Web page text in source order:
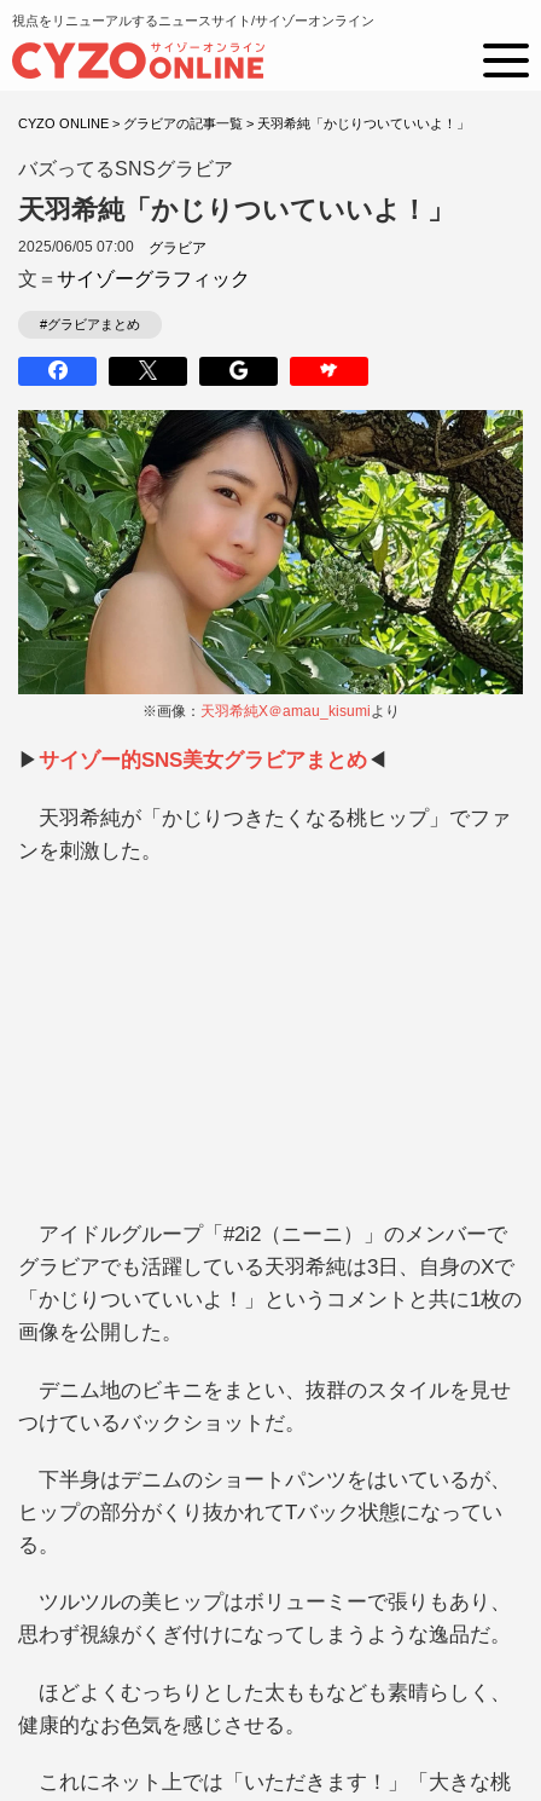
視点をリニューアルするニュースサイト/サイゾーオンライン
CYZO ONLINE > グラビアの記事一覧 > 天羽希純「かじりついていいよ！」
バズってるSNSグラビア
天羽希純「かじりついていいよ！」
2025/06/05 07:00 グラビア
文＝ サイゾーグラフィック
#グラビアまとめ
※画像： 天羽希純X＠amau_kisumiより
▶サイゾー的SNS美女グラビアまとめ◀
天羽希純が「かじりつきたくなる桃ヒップ」でファ
ンを刺激した。
アイドルグループ「#2i2（ニーニ）」のメンバーで
グラビアでも活躍している天羽希純は3日、自身のXで
「かじりついていいよ！」というコメントと共に1枚の
画像を公開した。
デニム地のビキニをまとい、抜群のスタイルを見せ
つけているバックショットだ。
下半身はデニムのショートパンツをはいているが、
ヒップの部分がくり抜かれてTバック状態になってい
る。
ツルツルの美ヒップはボリューミーで張りもあり、
思わず視線がくぎ付けになってしまうような逸品だ。
ほどよくむっちりとした太ももなども素晴らしく、
健康的なお色気を感じさせる。
これにネット上では「いただきます！」「大きな桃